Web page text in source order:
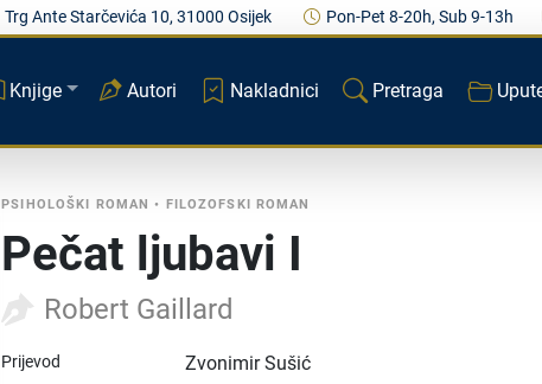
Trg Ante Starčevića 10, 31000 Osijek Pon-Pet 8-20h, Sub 9-13h
Knjige Autori Nakladnici Pretraga
PSIHOLOŠKI ROMAN • FILOZOFSKI ROMAN
Pečat ljubavi I
Robert Gaillard
Prijevod Zvonimir Sušić